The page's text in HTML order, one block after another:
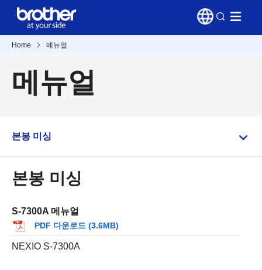
Home 메뉴얼
메뉴얼
본봉 미싱
본봉 미싱
S-7300A 메뉴얼
PDF 다운로드 (3.6MB)
NEXIO S-7300A